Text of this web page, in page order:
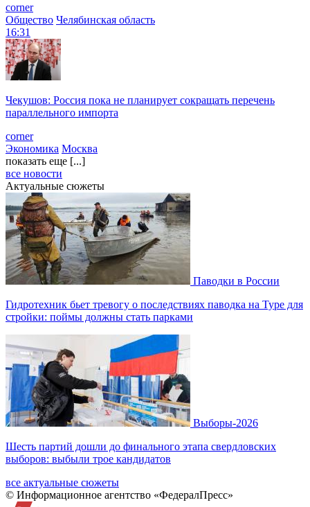
corner
Общество Челябинская область
16:31
Чекушов: Россия пока не планирует сокращать перечень
параллельного импорта
corner
Экономика Москва
показать еще [...]
все новости
Актуальные сюжеты
Паводки в России
Гидротехник бьет тревогу о последствиях паводка на Туре для
стройки: поймы должны стать парками
Выборы-2026
Шесть партий дошли до финального этапа свердловских
выборов: выбыли трое кандидатов
все актуальные сюжеты
© Информационное агентство «ФедералПресс»